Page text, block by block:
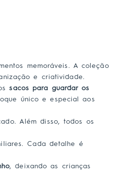
memoráveis. A coleção
e criatividade.
sacos para guardar os
único e especial aos
Além disso, todos os
Cada detalhe é
, deixando as crianças